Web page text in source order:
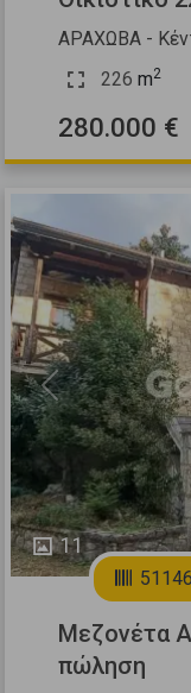
ΑΡΑΧΩΒΑ -
226 m2
280.000 €
11
Previous
Μεζονέτα
πώληση